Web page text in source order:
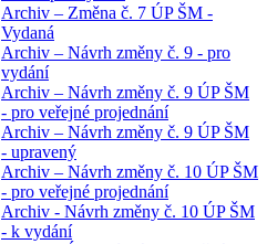
Archiv – Změna č. 7 ÚP ŠM -
Vydaná
Archiv – Návrh změny č. 9 - pro
vydání
Archiv – Návrh změny č. 9 ÚP ŠM
- pro veřejné projednání
Archiv – Návrh změny č. 9 ÚP ŠM
- upravený
Archiv – Návrh změny č. 10 ÚP ŠM
- pro veřejné projednání
Archiv - Návrh změny č. 10 ÚP ŠM
- k vydání